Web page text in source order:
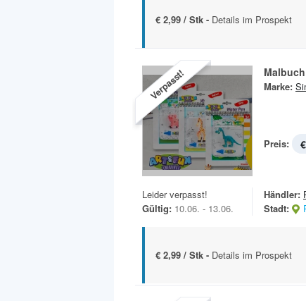
€ 2,99 / Stk - Details im Prospekt
Verpasst! Marke:
Preis:
Leider verpasst!
Gültig: 10.06. - 13.06.
Händler:
Stadt:
€ 2,99 / Stk - Details im Prospekt